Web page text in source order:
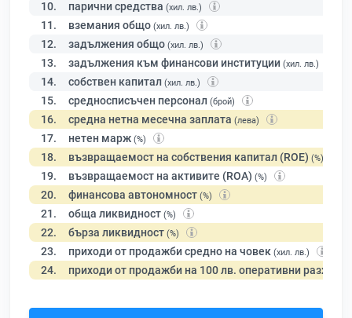
10. парични средства (хил. лв.)
11. вземания общо (хил. лв.)
12. задължения общо (хил. лв.)
13. задължения към финансови институции (хил. лв.)
14. собствен капитал (хил. лв.)
15. средносписъчен персонал (брой)
16. средна нетна месечна заплата (лева)
17. нетен марж (%)
18. възвращаемост на собствения капитал (ROE) (%)
19. възвращаемост на активите (ROA) (%)
20. финансова автономност (%)
21. обща ликвидност (%)
22. бърза ликвидност (%)
23. приходи от продажби средно на човек (хил. лв.)
24. приходи от продажби на 100 лв. оперативни разходи